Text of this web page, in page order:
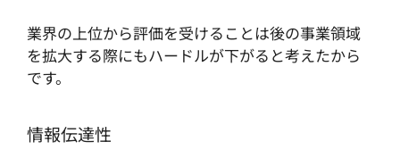
業界の上位から評価を受けることは後の事業領域
を拡大する際にもハードルが下がると考えたから
です。
情報伝達性